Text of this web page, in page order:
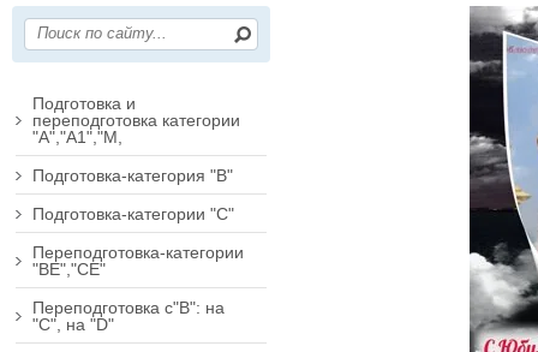
Подготовка и
переподготовка категории
"А","А1","М,
Подготовка-категория "В"
Подготовка-категории "С"
Переподготовка-категории
"ВЕ","СЕ"
Переподготовка с"В": на
"С", на "D"